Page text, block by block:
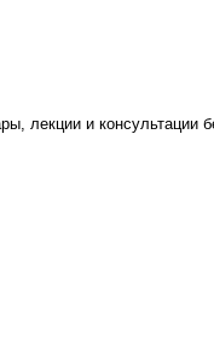
лекции и